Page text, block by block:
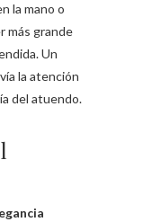
la mano o
más grande
Un
la atención
del atuendo.